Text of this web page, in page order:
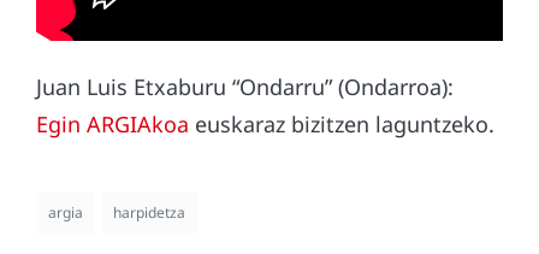
Juan Luis Etxaburu “Ondarru” (Ondarroa):
Egin ARGIAkoa euskaraz bizitzen laguntzeko.
argia harpidetza